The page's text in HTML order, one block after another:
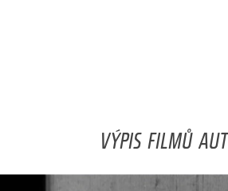
VÝPIS FILMŮ